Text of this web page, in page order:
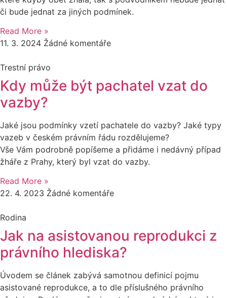
či bude jednat za jiných podmínek.
Read More »
11. 3. 2024 Žádné komentáře
Trestní právo
Kdy může být pachatel vzat do
vazby?
Jaké jsou podmínky vzetí pachatele do vazby? Jaké typy
vazeb v českém právním řádu rozdělujeme?
Vše Vám podrobně popíšeme a přidáme i nedávný případ
žháře z Prahy, který byl vzat do vazby.
Read More »
22. 4. 2023 Žádné komentáře
Rodina
Jak na asistovanou reprodukci z
právního hlediska?
Úvodem se článek zabývá samotnou definicí pojmu
asistované reprodukce, a to dle příslušného právního